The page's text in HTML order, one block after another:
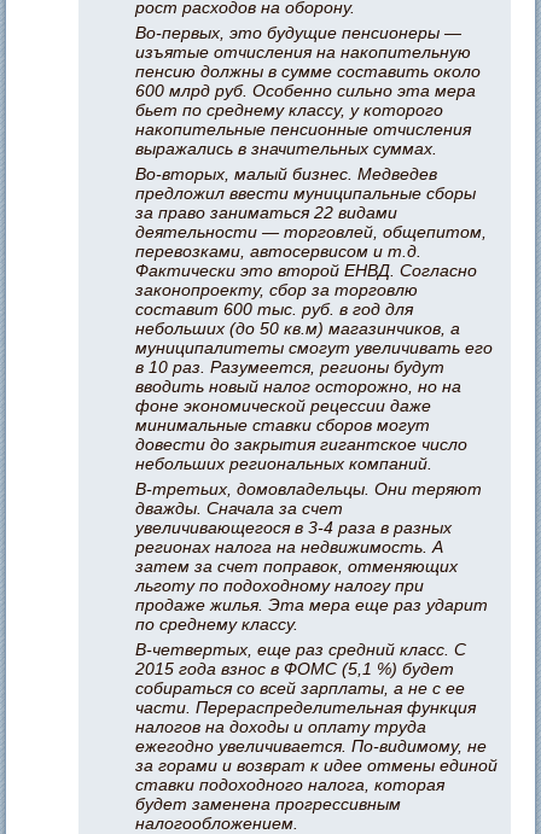
рост расходов на оборону.
Во-первых, это будущие пенсионеры —
изъятые отчисления на накопительную
пенсию должны в сумме составить около
600 млрд руб. Особенно сильно эта мера
бьет по среднему классу, у которого
накопительные пенсионные отчисления
выражались в значительных суммах.
Во-вторых, малый бизнес. Медведев
предложил ввести муниципальные сборы
за право заниматься 22 видами
деятельности — торговлей, общепитом,
перевозками, автосервисом и т.д.
Фактически это второй ЕНВД. Согласно
законопроекту, сбор за торговлю
составит 600 тыс. руб. в год для
небольших (до 50 кв.м) магазинчиков, а
муниципалитеты смогут увеличивать его
в 10 раз. Разумеется, регионы будут
вводить новый налог осторожно, но на
фоне экономической рецессии даже
минимальные ставки сборов могут
довести до закрытия гигантское число
небольших региональных компаний.
В-третьих, домовладельцы. Они теряют
дважды. Сначала за счет
увеличивающегося в 3-4 раза в разных
регионах налога на недвижимость. А
затем за счет поправок, отменяющих
льготу по подоходному налогу при
продаже жилья. Эта мера еще раз ударит
по среднему классу.
В-четвертых, еще раз средний класс. С
2015 года взнос в ФОМС (5,1 %) будет
собираться со всей зарплаты, а не с ее
части. Перераспределительная функция
налогов на доходы и оплату труда
ежегодно увеличивается. По-видимому, не
за горами и возврат к идее отмены единой
ставки подоходного налога, которая
будет заменена прогрессивным
налогообложением.